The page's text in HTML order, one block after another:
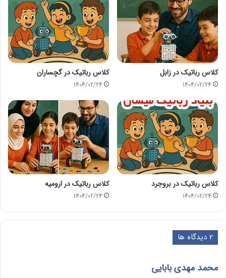
کلاس رباتیک در زابل
1404/02/24
کلاس رباتیک در گچساران
1404/02/24
کلاس رباتیک در بروجرد
1404/02/24
کلاس رباتیک در ارومیه
1404/02/24
‫2 دیدگاه ها
محمد مهدی بابایی